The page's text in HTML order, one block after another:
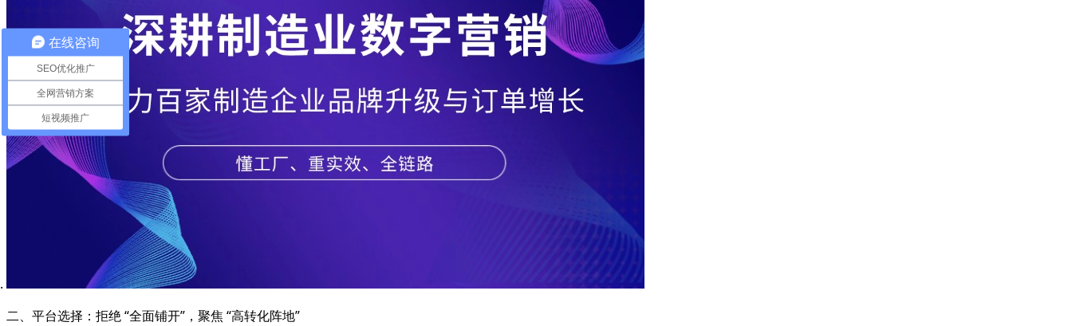
二、平台选择：拒绝 “全面铺开”，聚焦 “高转化阵地”
在线咨询
SEO优化推广
全网营销方案
短视频推广